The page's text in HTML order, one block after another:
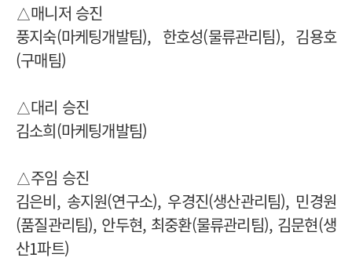
△매니저 승진
풍지숙(마케팅개발팀), 한호성(물류관리팀), 김용호
(구매팀)
△대리 승진
김소희(마케팅개발팀)
△주임 승진
김은비, 송지원(연구소), 우경진(생산관리팀), 민경원
(품질관리팀), 안두현, 최중환(물류관리팀), 김문현(생
산1파트)